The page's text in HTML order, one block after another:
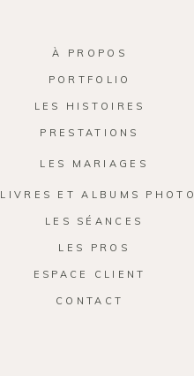
À PROPOS
PORTFOLIO
LES HISTOIRES
PRESTATIONS
LES MARIAGES
LIVRES ET ALBUMS PHOTO
LES SÉANCES
LES PROS
ESPACE CLIENT
CONTACT